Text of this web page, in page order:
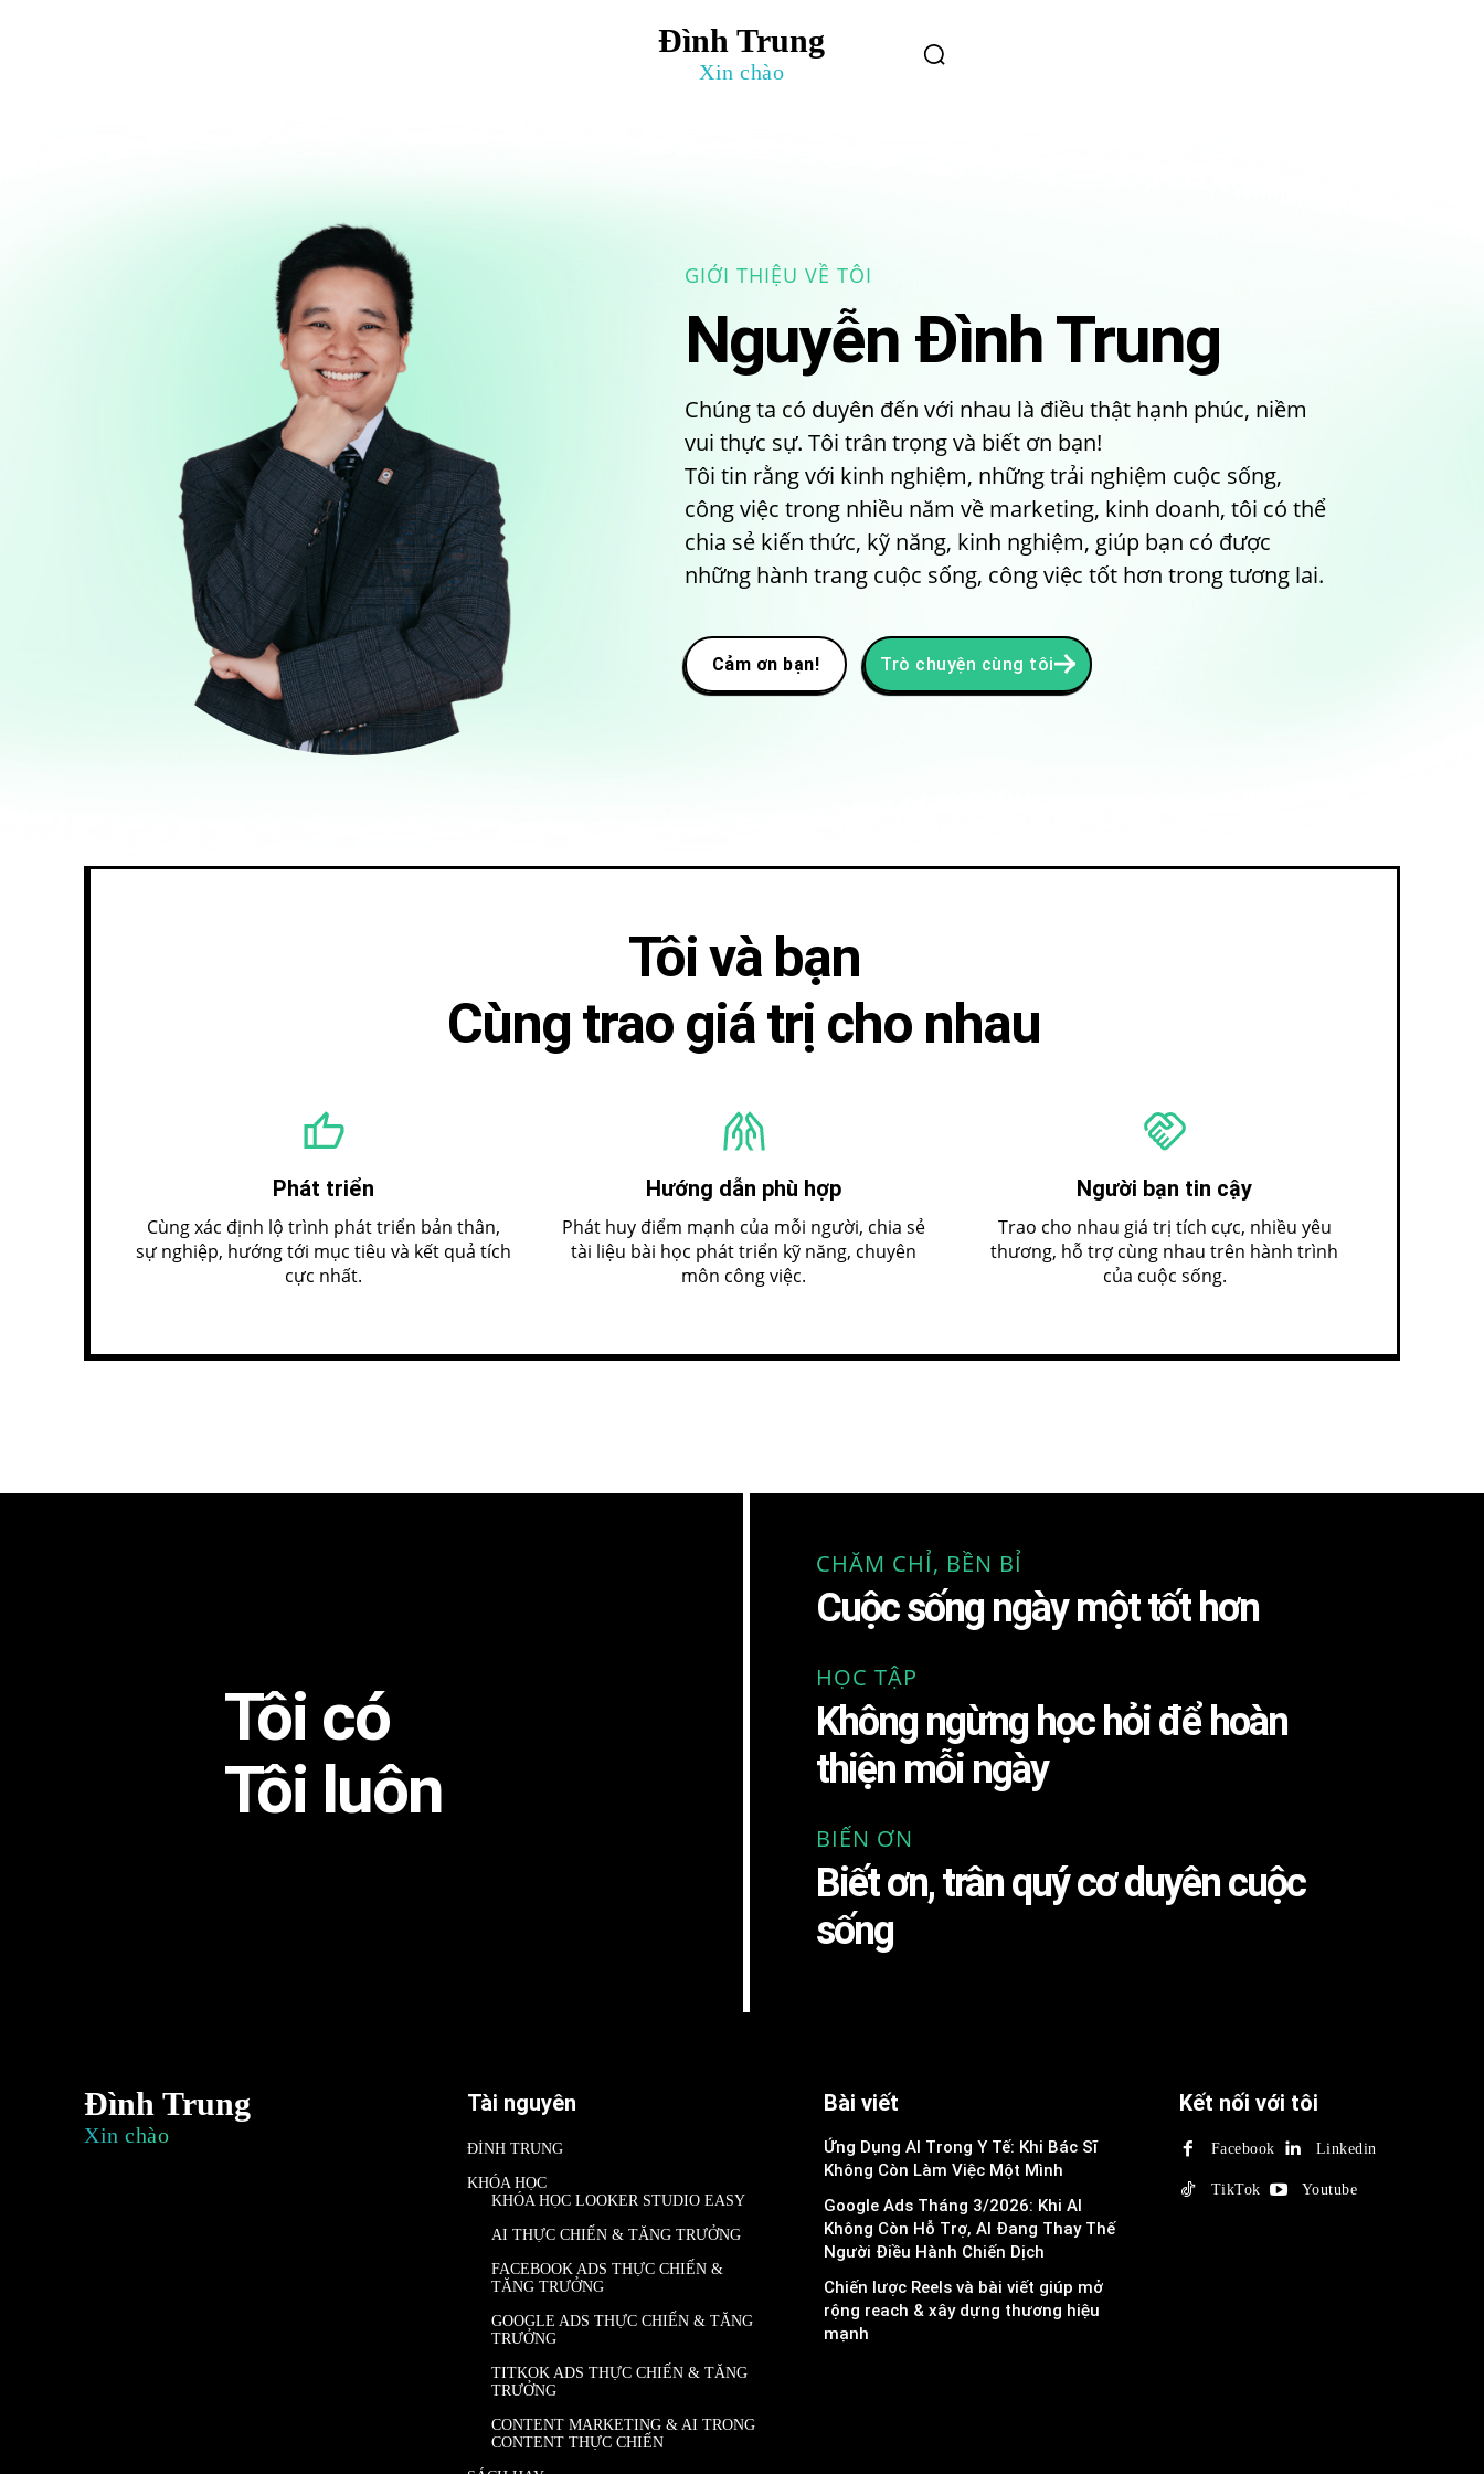
Đình Trung
Xin chào
GIỚI THIỆU VỀ TÔI
Nguyễn Đình Trung
Chúng ta có duyên đến với nhau là điều thật hạnh phúc, niềm
vui thực sự. Tôi trân trọng và biết ơn bạn!
Tôi tin rằng với kinh nghiệm, những trải nghiệm cuộc sống,
công việc trong nhiều năm về marketing, kinh doanh, tôi có thể
chia sẻ kiến thức, kỹ năng, kinh nghiệm, giúp bạn có được
những hành trang cuộc sống, công việc tốt hơn trong tương lai.
Cảm ơn bạn! Trò chuyện cùng tôi
Tôi và bạn
Cùng trao giá trị cho nhau
Phát triển
Cùng xác định lộ trình phát triển bản thân,
sự nghiệp, hướng tới mục tiêu và kết quả tích
cực nhất.
Hướng dẫn phù hợp
Phát huy điểm mạnh của mỗi người, chia sẻ
tài liệu bài học phát triển kỹ năng, chuyên
môn công việc.
Người bạn tin cậy
Trao cho nhau giá trị tích cực, nhiều yêu
thương, hỗ trợ cùng nhau trên hành trình
của cuộc sống.
Tôi có
Tôi luôn
CHĂM CHỈ, BỀN BỈ
Cuộc sống ngày một tốt hơn
HỌC TẬP
Không ngừng học hỏi để hoàn
thiện mỗi ngày
BIẾN ƠN
Biết ơn, trân quý cơ duyên cuộc
sống
Đình Trung
Xin chào
Tài nguyên
ĐÌNH TRUNG
KHÓA HỌC
KHÓA HỌC LOOKER STUDIO EASY
AI THỰC CHIẾN & TĂNG TRƯỞNG
FACEBOOK ADS THỰC CHIẾN &
TĂNG TRƯỞNG
GOOGLE ADS THỰC CHIẾN & TĂNG
TRƯỞNG
TITKOK ADS THỰC CHIẾN & TĂNG
TRƯỞNG
CONTENT MARKETING & AI TRONG
CONTENT THỰC CHIẾN
Bài viết
Ứng Dụng AI Trong Y Tế: Khi Bác Sĩ
Không Còn Làm Việc Một Mình
Google Ads Tháng 3/2026: Khi AI
Không Còn Hỗ Trợ, AI Đang Thay Thế
Người Điều Hành Chiến Dịch
Chiến lược Reels và bài viết giúp mở
rộng reach & xây dựng thương hiệu
mạnh
Kết nối với tôi
Facebook Linkedin
TikTok Youtube